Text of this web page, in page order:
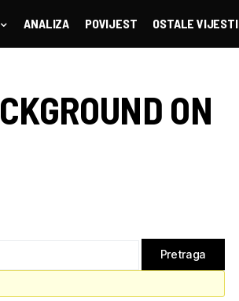
ANALIZA POVIJEST OSTALE VIJESTI
ON